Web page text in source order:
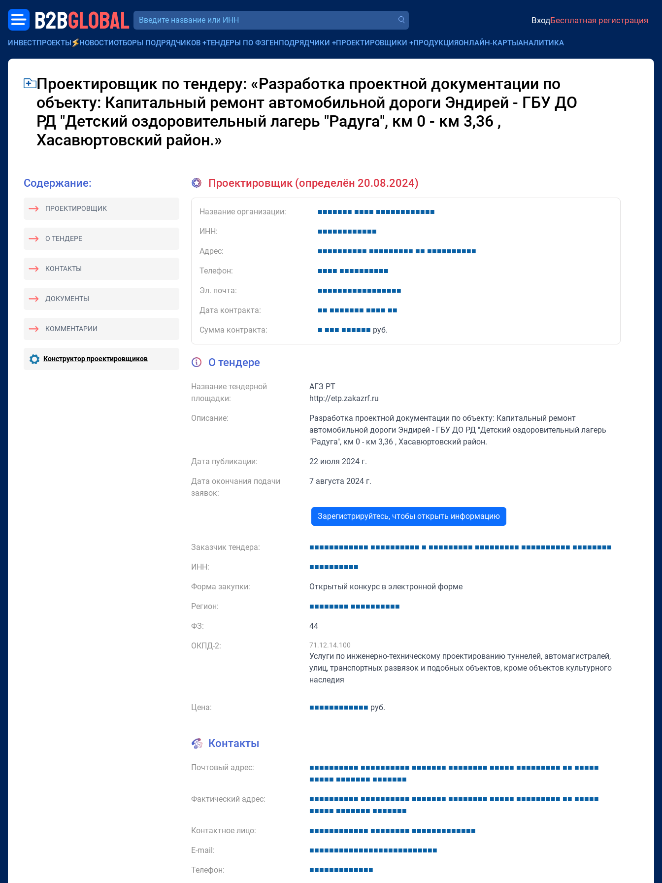
B2BGLOBAL ВходБесплатная регистрация
ИНВЕСТПРОЕКТЫ НОВОСТИОТБОРЫ ПОДРЯДЧИКОВ +ТЕНДЕРЫ ПО ФЗГЕНПОДРЯДЧИКИ +ПРОЕКТИРОВЩИКИ +ПРОДУКЦИЯОНЛАЙН-КАРТЫАНАЛИТИКА
Проектировщик по тендеру: «Разработка проектной документации по
объекту: Капитальный ремонт автомобильной дороги Эндирей - ГБУ ДО
РД "Детский оздоровительный лагерь "Радуга", км 0 - км 3,36 ,
Хасавюртовский район.»
Содержание:
ПРОЕКТИРОВЩИК
О ТЕНДЕРЕ
КОНТАКТЫ
ДОКУМЕНТЫ
КОММЕНТАРИИ
Конструктор проектировщиков
Проектировщик (определён 20.08.2024)
Название организации: ■■■■■■■ ■■■■ ■■■■■■■■■■■■
ИНН: ■■■■■■■■■■■■
Адрес: ■■■■■■■■■■ ■■■■■■■■■ ■■ ■■■■■■■■■■
Телефон: ■■■■ ■■■■■■■■■■
Эл. почта: ■■■■■■■■■■■■■■■■■
Дата контракта: ■■ ■■■■■■■ ■■■■ ■■
Сумма контракта: ■ ■■■ ■■■■■■ руб.
О тендере
Название тендерной
площадки:
АГЗ РТ
http://etp.zakazrf.ru
Описание:
Разработка проектной документации по объекту: Капитальный ремонт
автомобильной дороги Эндирей - ГБУ ДО РД "Детский оздоровительный лагерь
"Радуга", км 0 - км 3,36 , Хасавюртовский район.
Дата публикации: 22 июля 2024 г.
Дата окончания подачи
заявок:
7 августа 2024 г.
Зарегистрируйтесь, чтобы открыть информацию
Заказчик тендера: ■■■■■■■■■■■■ ■■■■■■■■■■ ■ ■■■■■■■■■ ■■■■■■■■■ ■■■■■■■■■■ ■■■■■■■■
ИНН: ■■■■■■■■■■
Форма закупки: Открытый конкурс в электронной форме
Регион: ■■■■■■■■ ■■■■■■■■■■
ФЗ: 44
ОКПД-2: 71.12.14.100
Услуги по инженерно-техническому проектированию туннелей, автомагистралей,
улиц, транспортных развязок и подобных объектов, кроме объектов культурного
наследия
Цена: ■■■■■■■■■■■■ руб.
Контакты
Почтовый адрес: ■■■■■■■■■■ ■■■■■■■■■■ ■■■■■■■ ■■■■■■■■ ■■■■■ ■■■■■■■■■ ■■ ■■■■■
■■■■■ ■■■■■■■ ■■■■■■■
Фактический адрес: ■■■■■■■■■■ ■■■■■■■■■■ ■■■■■■■ ■■■■■■■■ ■■■■■ ■■■■■■■■■ ■■ ■■■■■
■■■■■ ■■■■■■■ ■■■■■■■
Контактное лицо: ■■■■■■■■■■■■ ■■■■■■■■ ■■■■■■■■■■■■■
E-mail: ■■■■■■■■■■■■■■■■■■■■■■■■■■
Телефон: ■■■■■■■■■■■■■